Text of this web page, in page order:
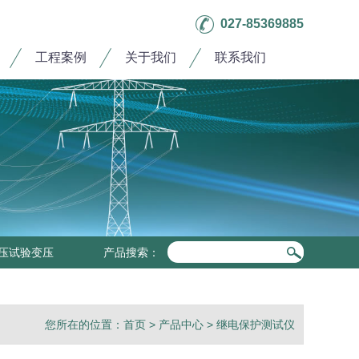
027-85369885
工程案例 关于我们 联系我们
试验变压 产品搜索：
您所在的位置： 首页 > 产品中心 > 继电保护测试仪